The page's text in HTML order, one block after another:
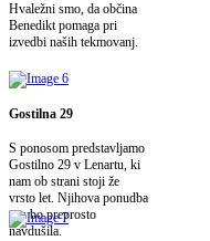
Hvaležni smo, da občina
Benedikt pomaga pri
izvedbi naših tekmovanj.
Gostilna 29
S ponosom predstavljamo
Gostilno 29 v Lenartu, ki
nam ob strani stoji že
vrsto let. Njihova ponudba
vas bo preprosto
navdušila.